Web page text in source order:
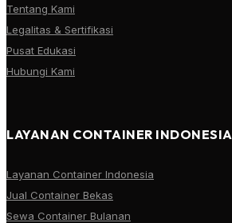
Tentang Kami
Legalitas & Sertifikasi
Pusat Edukasi
Hubungi Kami
LAYANAN CONTAINER INDONESIA
Layanan Container Indonesia
Jual Container Bekas
Sewa Container Bulanan